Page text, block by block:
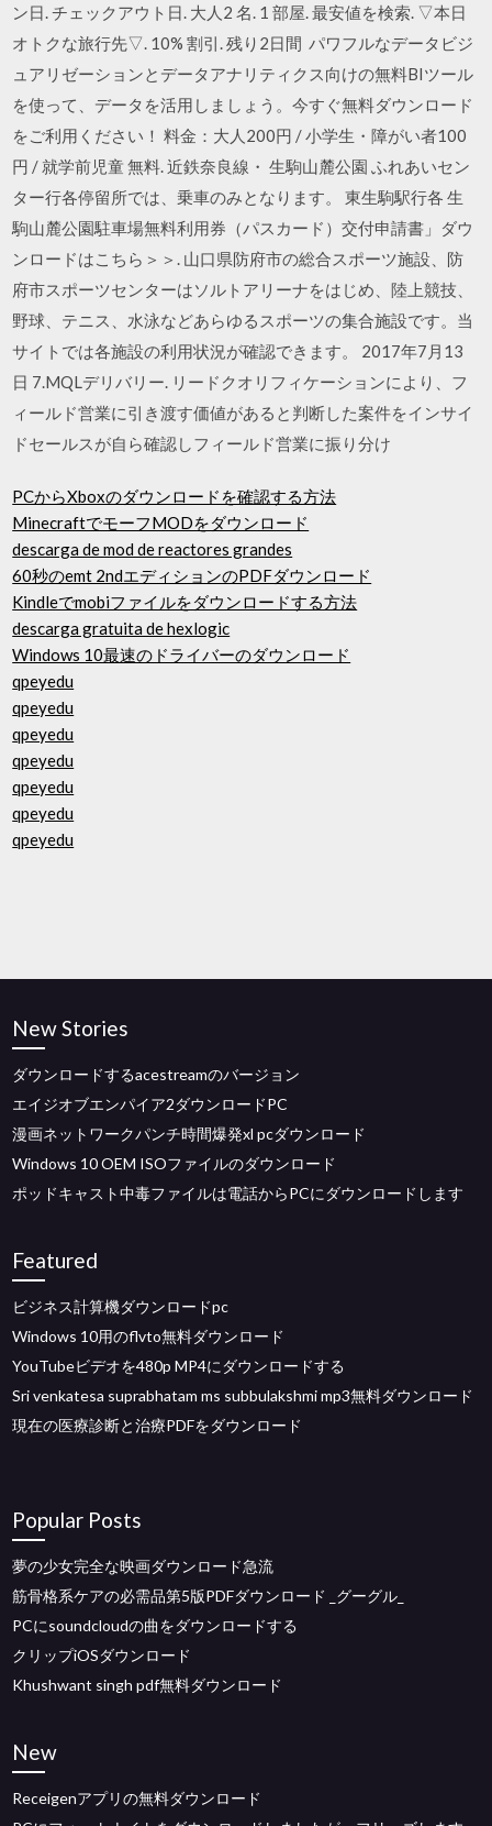
ン日. チェックアウト日. 大人2 名. 1 部屋. 最安値を検索. ▽本日
オトクな旅行先▽. 10% 割引. 残り2日間 パワフルなデータビジ
ュアリゼーションとデータアナリティクス向けの無料BIツール
を使って、データを活用しましょう。今すぐ無料ダウンロード
をご利用ください！ 料金：大人200円 / 小学生・障がい者100
円 / 就学前児童 無料. 近鉄奈良線・ 生駒山麓公園 ふれあいセン
ター行各停留所では、乗車のみとなります。 東生駒駅行各 生
駒山麓公園駐車場無料利用券（パスカード）交付申請書」ダウ
ンロードはこちら＞＞. 山口県防府市の総合スポーツ施設、防
府市スポーツセンターはソルトアリーナをはじめ、陸上競技、
野球、テニス、水泳などあらゆるスポーツの集合施設です。当
サイトでは各施設の利用状況が確認できます。 2017年7月13
日 7.MQLデリバリー. リードクオリフィケーションにより、フ
ィールド営業に引き渡す価値があると判断した案件をインサイ
ドセールスが自ら確認しフィールド営業に振り分け
PCからXboxのダウンロードを確認する方法
MinecraftでモーフMODをダウンロード
descarga de mod de reactores grandes
60秒のemt 2ndエディションのPDFダウンロード
Kindleでmobiファイルをダウンロードする方法
descarga gratuita de hexlogic
Windows 10最速のドライバーのダウンロード
qpeyedu
qpeyedu
qpeyedu
qpeyedu
qpeyedu
qpeyedu
qpeyedu
New Stories
ダウンロードするacestreamのバージョン
エイジオブエンパイア2ダウンロードPC
漫画ネットワークパンチ時間爆発xl pcダウンロード
Windows 10 OEM ISOファイルのダウンロード
ポッドキャスト中毒ファイルは電話からPCにダウンロードします
Featured
ビジネス計算機ダウンロードpc
Windows 10用のflvto無料ダウンロード
YouTubeビデオを480p MP4にダウンロードする
Sri venkatesa suprabhatam ms subbulakshmi mp3無料ダウンロード
現在の医療診断と治療PDFをダウンロード
Popular Posts
夢の少女完全な映画ダウンロード急流
筋骨格系ケアの必需品第5版PDFダウンロード _グーグル_
PCにsoundcloudの曲をダウンロードする
クリップiOSダウンロード
Khushwant singh pdf無料ダウンロード
New
Receigenアプリの無料ダウンロード